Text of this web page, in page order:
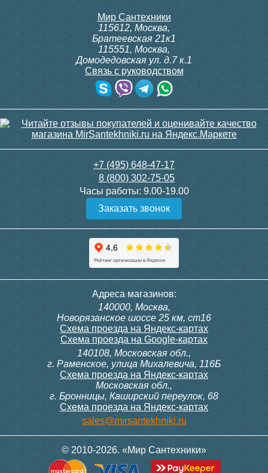
Мир Сантехники
115612, Москва,
Братеевская 21к1
115551, Москва,
Домодедовская ул. д.7 к.1
Связь с руководством
+7 (495) 648-47-17
8 (800) 302-75-05
Часы работы: 9.00-19.00
Заказать звонок
Адреса магазинов:
140000, Москва,
Новорязанское шоссе 25 км, ст16
Схема проезда на Яндекс-картах
Схема проезда на Google-картах
140108, Московская обл.,
г. Раменское, улица Михалевича, 116Б
Схема проезда на Яндекс-картах
Московская обл.,
г. Бронницы, Каширский переулок, 68
Схема проезда на Яндекс-картах
sales@mirsantekhniki.ru
© 2010-2026. «Мир Сантехники»